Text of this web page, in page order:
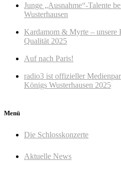
Junge „Ausnahme“-Talente
Wusterhausen
Kardamom & Myrte – unsere
Qualität 2025
Auf nach Paris!
radio3 ist offizieller
Königs Wusterhausen 2025
Menü
Die Schlosskonzerte
Aktuelle News